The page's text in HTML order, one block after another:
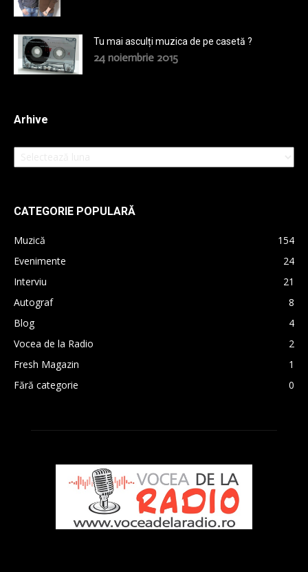
Tu mai asculți muzica de pe casetă ?
24 noiembrie 2015
Arhive
Arhive
CATEGORIE POPULARĂ
Muzică
154
Evenimente
24
Interviu
21
Autograf
8
Blog
4
Vocea de la Radio
2
Fresh Magazin
1
Fără categorie
0